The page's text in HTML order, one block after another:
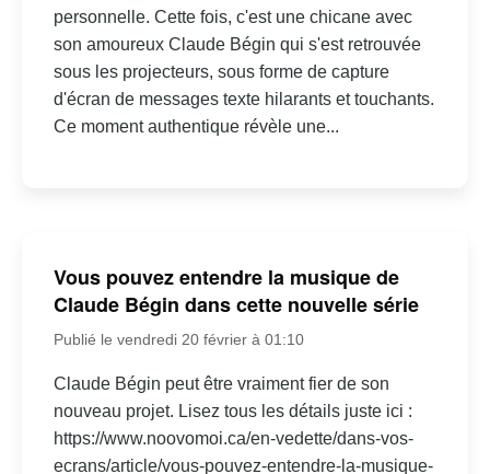
personnelle. Cette fois, c'est une chicane avec
son amoureux Claude Bégin qui s'est retrouvée
sous les projecteurs, sous forme de capture
d'écran de messages texte hilarants et touchants.
Ce moment authentique révèle une...
Vous pouvez entendre la musique de
Claude Bégin dans cette nouvelle série
Publié le vendredi 20 février à 01:10
Claude Bégin peut être vraiment fier de son
nouveau projet. Lisez tous les détails juste ici :
https://www.noovomoi.ca/en-vedette/dans-vos-
ecrans/article/vous-pouvez-entendre-la-musique-